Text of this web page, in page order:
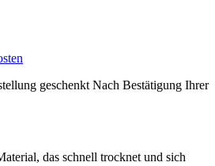
geschenkt Nach Bestätigung Ihrer
das schnell trocknet und sich